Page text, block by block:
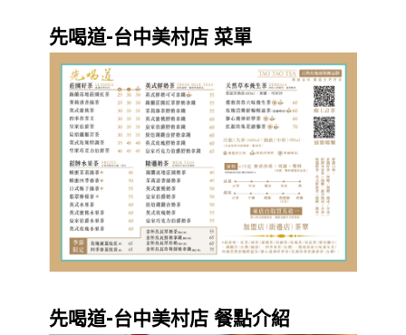
先喝道-台中美村店 菜單
先喝道-台中美村店 餐點介紹